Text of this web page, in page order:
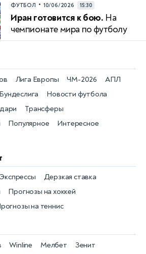
ФУТБОЛ • 10/06/2026 15:30
Иран готовится к бою. На
чемпионате мира по футболу
Новости футбола
Лига Европы
Трансферы
ЧМ-2026 АПЛ
Популярное Интересное
Бундеслига
Прогнозы на хоккей
Экспрессы
на теннис
Дерзкая ставка
Winline
Мелбет
Зенит